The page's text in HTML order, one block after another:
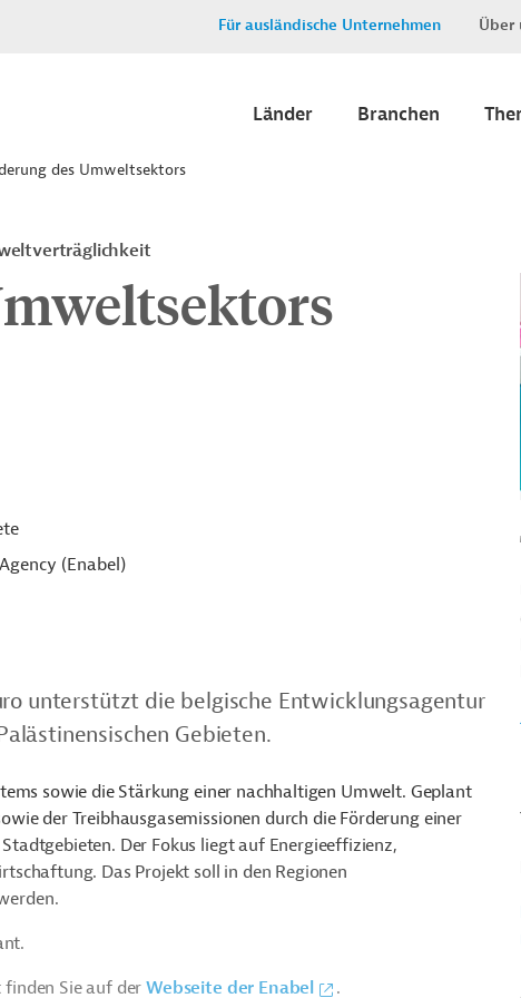
Für ausländische Unternehmen Über
Länder Branchen
des Umweltsektors
(Enabel)
unterstützt die belgische Entwicklungsagentur
Gebieten.
sowie die Stärkung einer nachhaltigen Umwelt. Geplant
der Treibhausgasemissionen durch die Förderung einer
Der Fokus liegt auf Energieeffizienz,
Das Projekt soll in den Regionen
finden Sie auf derWebseite der Enabel
.